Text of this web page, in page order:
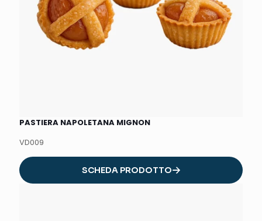
PASTIERA NAPOLETANA MIGNON
VD009
SCHEDA PRODOTTO